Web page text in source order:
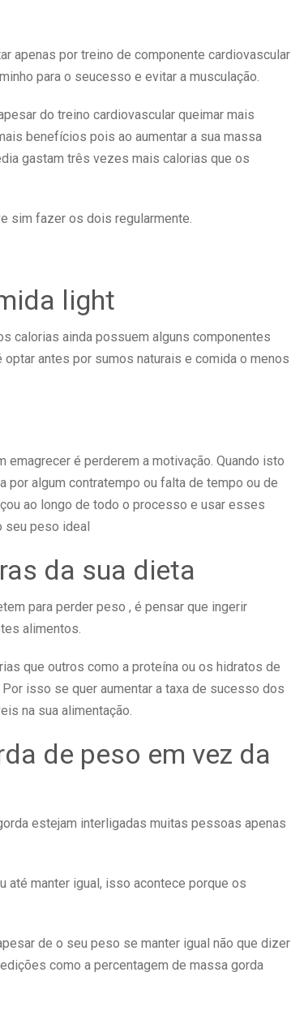
apenas por treino de componente cardiovascular
para o seucesso e evitar a musculação.
do treino cardiovascular queimar mais
benefícios pois ao aumentar a sua massa
gastam três vezes mais calorias que os
sim fazer os dois regularmente.
light
calorias ainda possuem alguns componentes
antes por sumos naturais e comida o menos
é perderem a motivação. Quando isto
por algum contratempo ou falta de tempo ou de
ao longo de todo o processo e usar esses
seu peso ideal
da sua dieta
para perder peso , é pensar que ingerir
alimentos.
que outros como a proteína ou os hidratos de
isso se quer aumentar a taxa de sucesso dos
na sua alimentação.
de peso em vez da
estejam interligadas muitas pessoas apenas
até manter igual, isso acontece porque os
de o seu peso se manter igual não que dizer
como a percentagem de massa gorda